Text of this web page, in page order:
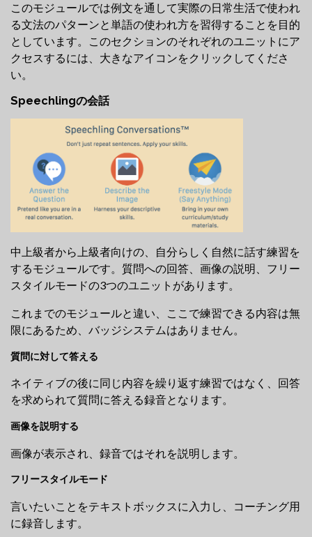
このモジュールでは例文を通して実際の日常生活で使われ
る文法のパターンと単語の使われ方を習得することを目的
としています。このセクションのそれぞれのユニットにア
クセスするには、大きなアイコンをクリックしてくださ
い。
Speechlingの会話
中上級者から上級者向けの、自分らしく自然に話す練習を
するモジュールです。質問への回答、画像の説明、フリー
スタイルモードの3つのユニットがあります。
これまでのモジュールと違い、ここで練習できる内容は無
限にあるため、バッジシステムはありません。
質問に対して答える
ネイティブの後に同じ内容を繰り返す練習ではなく、回答
を求められて質問に答える録音となります。
画像を説明する
画像が表示され、録音ではそれを説明します。
フリースタイルモード
言いたいことをテキストボックスに入力し、コーチング用
に録音します。